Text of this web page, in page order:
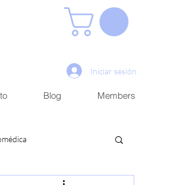
Iniciar sesión
Blog Members